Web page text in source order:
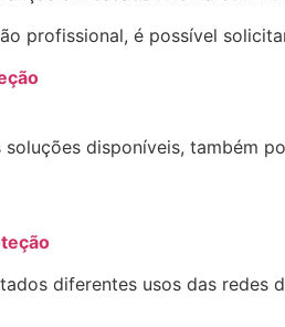
profissional, é possível
soluções disponíveis, também
diferentes usos das redes